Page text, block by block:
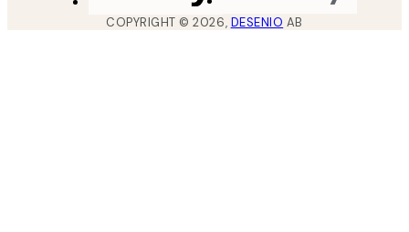
COPYRIGHT ©2026, DESENIO AB